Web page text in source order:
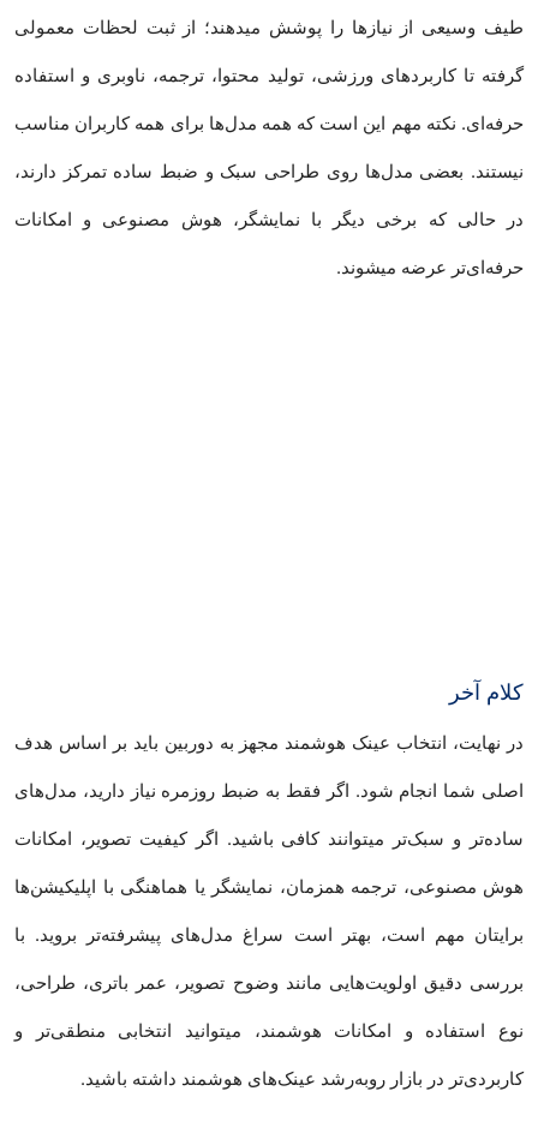
طیف وسیعی از نیازها را پوشش میدهند؛ از ثبت لحظات معمولی
گرفته تا کاربردهای ورزشی، تولید محتوا، ترجمه، ناوبری و استفاده
حرفه‌ای. نکته مهم این است که همه مدل‌ها برای همه کاربران مناسب
نیستند. بعضی مدل‌ها روی طراحی سبک و ضبط ساده تمرکز دارند،
در حالی که برخی دیگر با نمایشگر، هوش مصنوعی و امکانات
حرفه‌ای‌تر عرضه میشوند.
کلام آخر
در نهایت، انتخاب عینک هوشمند مجهز به دوربین باید بر اساس هدف
اصلی شما انجام شود. اگر فقط به ضبط روزمره نیاز دارید، مدل‌های
ساده‌تر و سبک‌تر میتوانند کافی باشید. اگر کیفیت تصویر، امکانات
هوش مصنوعی، ترجمه همزمان، نمایشگر یا هماهنگی با اپلیکیشن‌ها
برایتان مهم است، بهتر است سراغ مدل‌های پیشرفته‌تر بروید. با
بررسی دقیق اولویت‌هایی مانند وضوح تصویر، عمر باتری، طراحی،
نوع استفاده و امکانات هوشمند، میتوانید انتخابی منطقی‌تر و
کاربردی‌تر در بازار رو‌به‌رشد عینک‌های هوشمند داشته باشید.